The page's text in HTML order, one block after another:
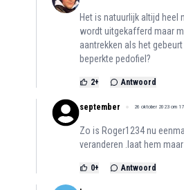
Het is natuurlijk altijd heel
wordt uitgekafferd maar
aantrekken als het
beperkte pedofiel?
2+ Antwoord
september 26 oktober 2023 om
Zo is Roger1234 nu
veranderen .laat hem maar
0+ Antwoord